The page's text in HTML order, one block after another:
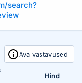
kirjutaja,
Windows
(dokumentide
Antiviirus Eset
litsents
search?
Ava vastavused
Hind